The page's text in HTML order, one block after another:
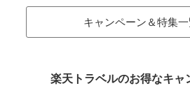
キャンペーン＆特集
楽天トラベルのお得なキャ